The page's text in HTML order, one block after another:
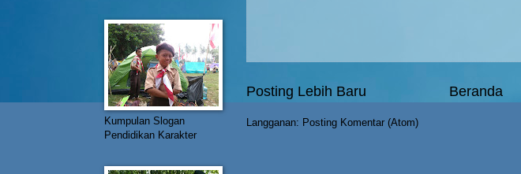
Posting Lebih Baru Beranda
Langganan: Posting Komentar (Atom)
Kumpulan Slogan
Pendidikan Karakter